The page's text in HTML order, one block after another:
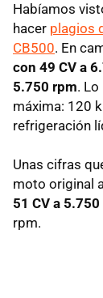
Habíamos
hacer plagios
CB500. En
con 49 CV a
5.750 rpm.
máxima: 120
refrigeración
Unas cifras
moto original
51 CV a
rpm.